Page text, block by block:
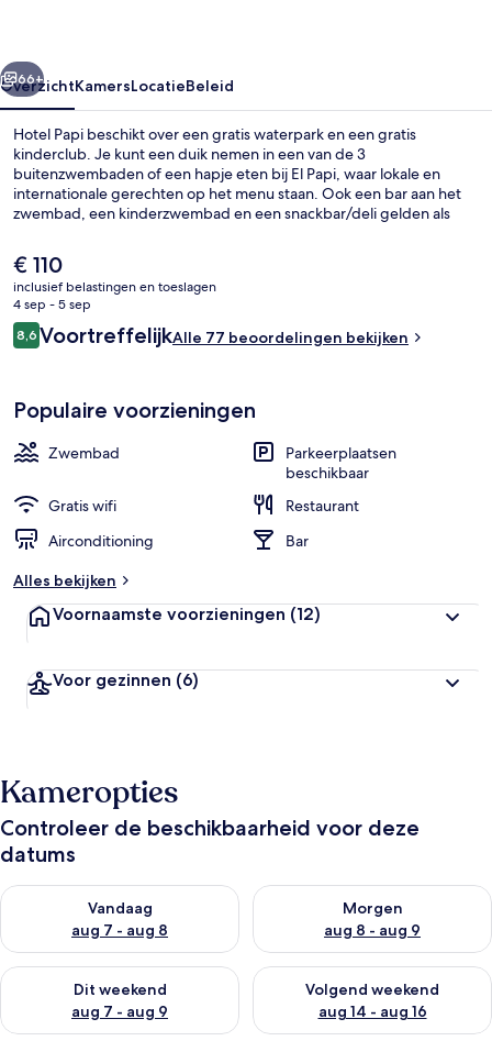
Volgende
66+
OverzichtKamersLocatieBeleid
Hotel Papi beschikt over een gratis waterpark en een gratis
kinderclub. Je kunt een duik nemen in een van de 3
buitenzwembaden of een hapje eten bij El Papi, waar lokale en
internationale gerechten op het menu staan. Ook een bar aan het
zwembad, een kinderzwembad en een snackbar/deli gelden als
De
huidige
prijs
is
€ 110
€ 110
inclusief belastingen en toeslagen
4 sep - 5 sep
Beoordelingen
8,68,6 op 10 –
VoortreffelijkAlle 77 beoordelingen bekijken
Populaire voorzieningen
Zwembad
Parkeerplaatsen
beschikbaar
Gratis wifi
Restaurant
Airconditioning
Bar
Alles bekijken
Voornaamste voorzieningen (12)
Voor gezinnen (6)
Kameropties
Controleer de beschikbaarheid voor deze
datums
Vandaag
aug 7 - aug 8
De beschikbaarheid controleren voor vanavond aug 7 - aug 8
Morgen
aug 8 - aug 9
De beschikbaarheid
Dit weekend
aug 7 - aug 9
De beschikbaarheid controleren voor dit weekend aug 7 -
Volgend weekend
aug 14 - aug 16
De beschikbaarheid